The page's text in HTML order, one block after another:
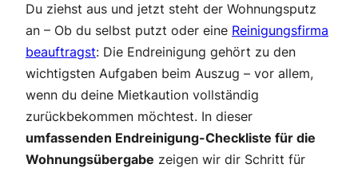
Du ziehst aus und jetzt steht der Wohnungsputz
an – Ob du selbst putzt oder eine Reinigungsfirma
beauftragst: Die Endreinigung gehört zu den
wichtigsten Aufgaben beim Auszug – vor allem,
wenn du deine Mietkaution vollständig
zurückbekommen möchtest. In dieser
umfassenden Endreinigung-Checkliste für die
Wohnungsübergabe zeigen wir dir Schritt für